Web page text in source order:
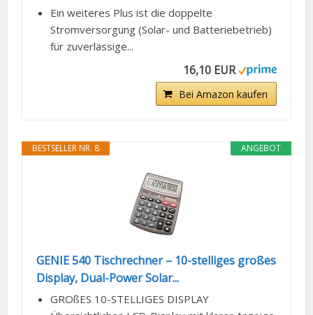
Ein weiteres Plus ist die doppelte
Stromversorgung (Solar- und Batteriebetrieb)
für zuverlässige...
16,10 EUR
Bei Amazon kaufen
ANGEBOT
BESTSELLER NR. 8
GENIE 540 Tischrechner – 10-stelliges großes
Display, Dual-Power Solar...
GROßES 10-STELLIGES DISPLAY